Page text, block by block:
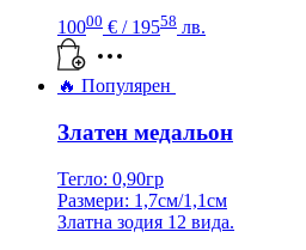
10000 € / 19558 лв.
🔥 Популярен
Златен медальон
Тегло: 0,90гр
Размери: 1,7см/1,1см
Златна зодия 12 вида.